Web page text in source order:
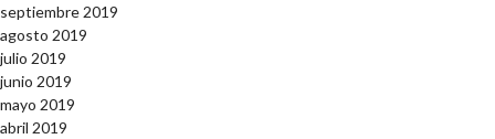
septiembre 2019
agosto 2019
julio 2019
junio 2019
mayo 2019
abril 2019